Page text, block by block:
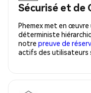
Sécurisé et de
Phemex met en
déterministe
notre preuve de
actifs des utilisateurs